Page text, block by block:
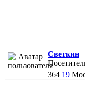
Светкин
364 19